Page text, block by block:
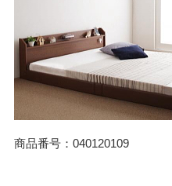
商品番号：040120109